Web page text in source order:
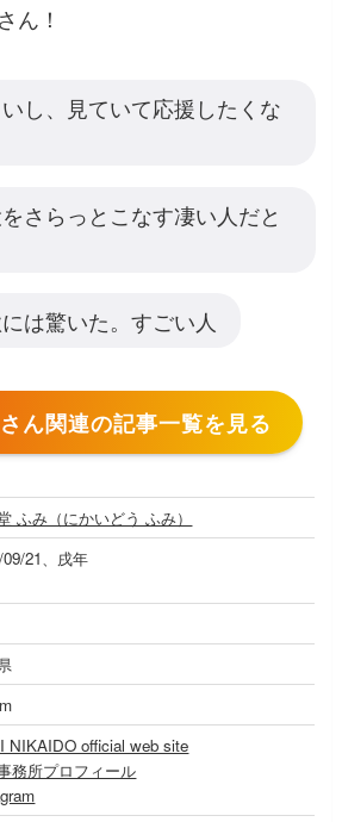
ん！
し、見ていて応援したくな
さらっとこなす凄い人だと
は驚いた。すごい人
ん関連の記事一覧を見る
ふみ（にかいどう ふみ）
09/21、戌年
NIKAIDO official web site
務所プロフィール